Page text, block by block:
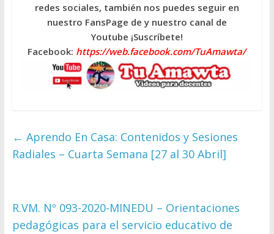
redes sociales, también nos puedes seguir en
nuestro FansPage de y nuestro canal de
Youtube ¡Suscríbete!
Facebook: https://web.facebook.com/TuAmawta/
← Aprendo En Casa: Contenidos y Sesiones
Radiales – Cuarta Semana [27 al 30 Abril]
R.VM. Nº 093-2020-MINEDU – Orientaciones
pedagógicas para el servicio educativo de